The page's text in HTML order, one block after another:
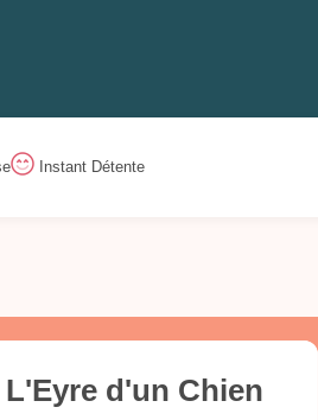
Instant Détente
L'Eyre d'un Chien